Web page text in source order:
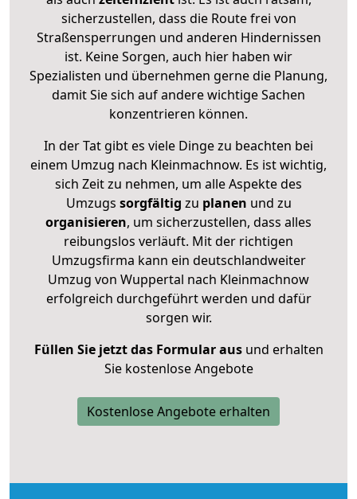
sicherzustellen, dass die Route frei von
Straßensperrungen und anderen Hindernissen
ist. Keine Sorgen, auch hier haben wir
Spezialisten und übernehmen gerne die Planung,
damit Sie sich auf andere wichtige Sachen
konzentrieren können.
In der Tat gibt es viele Dinge zu beachten bei
einem Umzug nach Kleinmachnow. Es ist wichtig,
sich Zeit zu nehmen, um alle Aspekte des
Umzugs sorgfältig zu planen und zu
organisieren, um sicherzustellen, dass alles
reibungslos verläuft. Mit der richtigen
Umzugsfirma kann ein deutschlandweiter
Umzug von Wuppertal nach Kleinmachnow
erfolgreich durchgeführt werden und dafür
sorgen wir.
Füllen Sie jetzt das Formular ausund erhalten
Sie kostenlose Angebote
Kostenlose Angebote erhalten